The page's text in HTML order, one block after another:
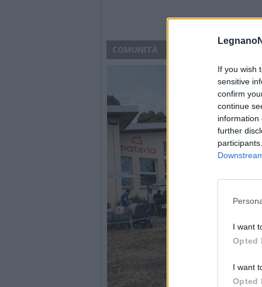
If you wish
sensitive
confirm
continue
information
further
I want
Opted
I want
Opted
COMUNITÀ